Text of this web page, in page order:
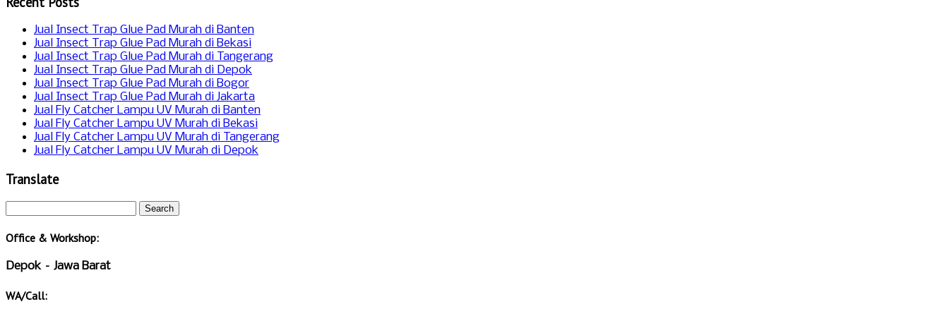
Jual Insect Trap Glue Pad Murah di Banten
Jual Insect Trap Glue Pad Murah di Bekasi
Jual Insect Trap Glue Pad Murah di Tangerang
Jual Insect Trap Glue Pad Murah di Depok
Jual Insect Trap Glue Pad Murah di Bogor
Jual Insect Trap Glue Pad Murah di Jakarta
Jual Fly Catcher Lampu UV Murah di Banten
Jual Fly Catcher Lampu UV Murah di Bekasi
Jual Fly Catcher Lampu UV Murah di Tangerang
Jual Fly Catcher Lampu UV Murah di Depok
Translate
Office & Workshop:
Depok – Jawa Barat
WA/Call: